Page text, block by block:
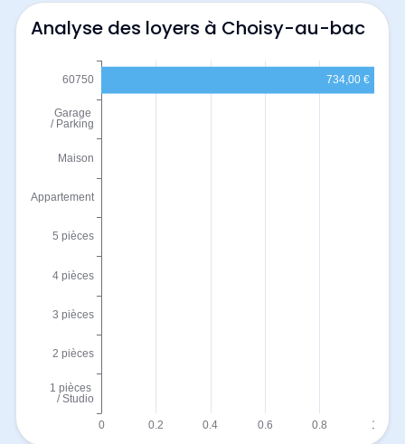
Analyse des loyers à Choisy-au-bac